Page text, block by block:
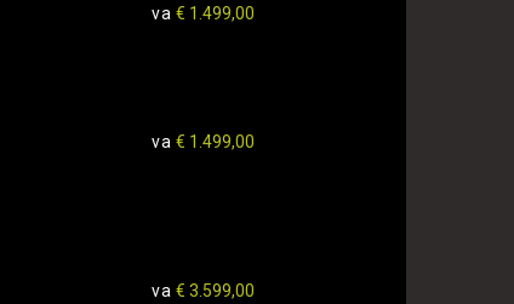
va € 1.499,00
va € 1.499,00
va € 3.599,00